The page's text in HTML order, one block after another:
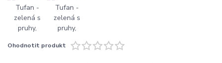
Ohodnotit produkt